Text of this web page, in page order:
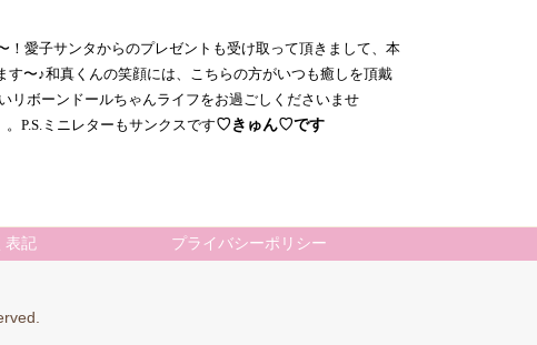
！ 愛子サンタからのプレゼントも受け取って頂きまして、本
〜♪和真くんの笑顔には、こちらの方がいつも癒しを頂戴
リボーンドールちゃんライフをお過ごしくださいませ
P.S. ミニレターもサンクスです♡きゅん♡です
表記 プライバシーポリシー